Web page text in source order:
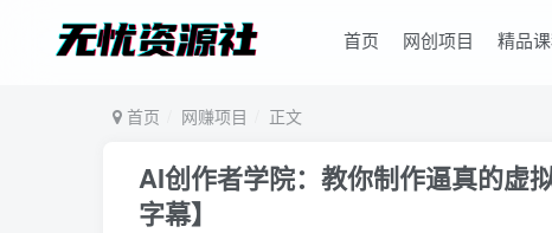
首页 网创项目 精品
首页 网赚项目 正文
AI创作者学院：教你制作逼真的虚
字幕】